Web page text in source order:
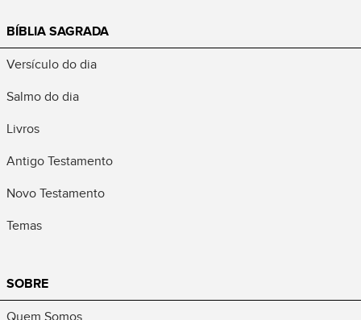
BÍBLIA SAGRADA
Versículo do dia
Salmo do dia
Livros
Antigo Testamento
Novo Testamento
Temas
SOBRE